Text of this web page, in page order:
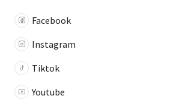
Facebook
Instagram
Tiktok
Youtube